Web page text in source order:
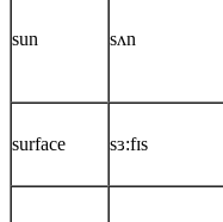
sun sʌn
surface sɜ:fɪs